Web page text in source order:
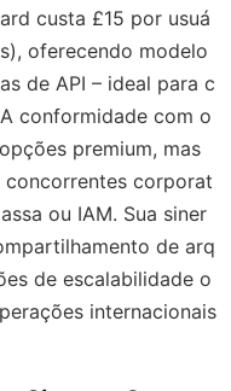
custa £15 por usuá
oferecendo modelo
de API – ideal para c
conformidade com o
premium, mas
corporat
ou IAM. Sua siner
de arq
de escalabilidade o
internacionais